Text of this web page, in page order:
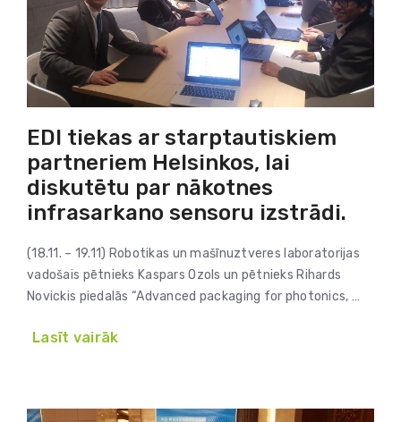
EDI tiekas ar starptautiskiem
partneriem Helsinkos, lai
diskutētu par nākotnes
infrasarkano sensoru izstrādi.
(18.11. – 19.11) Robotikas un mašīnuztveres laboratorijas
vadošais pētnieks Kaspars Ozols un pētnieks Rihards
Novickis piedalās “Advanced packaging for photonics, …
Lasīt vairāk